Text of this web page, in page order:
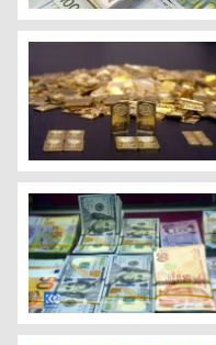
Euro güne rekorla
Gram altında yeni
Dolar/TL yılın en